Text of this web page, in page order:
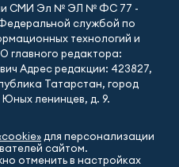
СМИ Эл № ЭЛ № ФС 77 -
Федеральной службой по
технологий и
главного редактора:
Адрес редакции: 423827,
Татарстан, город
ленинцев, д. 9.
для персонализации
сайтом.
отменить в настройках